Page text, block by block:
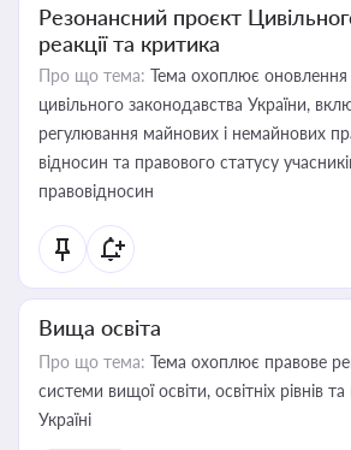
Резонансний проєкт
реакції та критика
Про що тема: Тема охоплює
цивільного законодавства України,
регулювання майнових і немайнових
відносин та правового статусу
правовідносин
Вища освіта
Про що тема: Тема охоплює правове
системи вищої освіти, освітніх рівнів та
Україні